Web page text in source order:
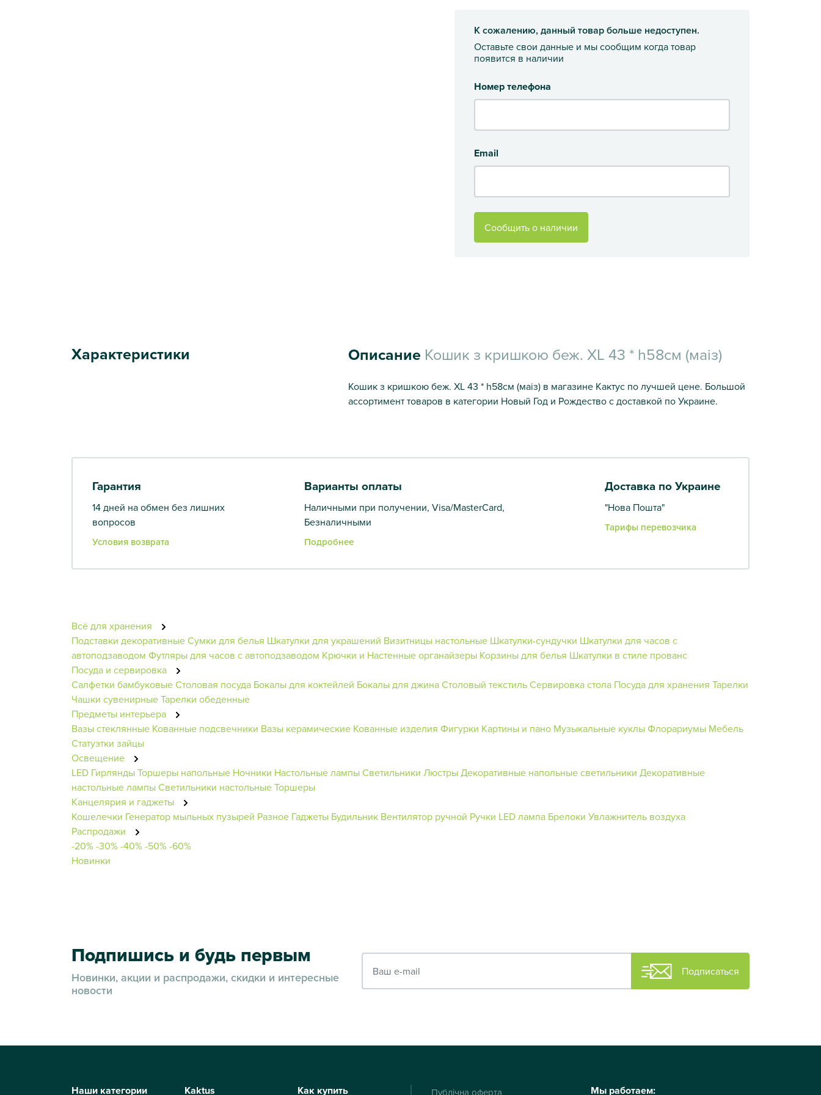
К сожалению, данный товар больше недоступен.
Оставьте свои данные и мы сообщим когда товар
появится в наличии
Номер телефона
Email
Сообщить о наличии
Характеристики Описание Кошик з кришкою беж. XL 43 * h58см (маіз)
Кошик з кришкою беж. XL 43 * h58см (маіз) в магазине Кактус по лучшей цене. Большой
ассортимент товаров в категории Новый Год и Рождество с доставкой по Украине.
Гарантия
14 дней на обмен без лишних
вопросов
Условия возврата
Варианты оплаты
Наличными при получении, Visa/MasterCard,
Безналичными
Подробнее
Доставка по Украине
"Нова Пошта"
Тарифы перевозчика
Всё для хранения
Подставки декоративныеСумки для белья Шкатулки для украшений Визитницы настольные Шкатулки-сундучки Шкатулки для часов с
автоподзаводом Футляры для часов с автоподзаводом Крючки и Настенные органайзеры Корзины для белья Шкатулки в стиле прованс
Посуда и сервировка
Салфетки бамбуковыеСтоловая посуда Бокалы для коктейлей Бокалы для джинаСтоловый текстильСервировка стола Посуда для хранения Тарелки
Чашки сувенирныеТарелки обеденные
Предметы интерьера
Вазы стеклянные Кованные подсвечники Вазы керамические Кованные изделия Фигурки Картины и пано Музыкальные куклыФлорариумы Мебель
Статуэтки зайцы
Освещение
LED ГирляндыТоршеры напольные Ночники Настольные лампыСветильники ЛюстрыДекоративные напольные светильники Декоративные
настольные лампыСветильники настольныеТоршеры
Канцелярия и гаджеты
Кошелечки Генератор мыльных пузырей Разное Гаджеты Будильник Вентилятор ручной Ручки LED лампа Брелоки Увлажнитель воздуха
Распродажи
-20%-30%-40%-50%-60%
Новинки
Подпишись и будь первым
Новинки, акции и распродажи, скидки и интересные
новости
Подписаться
Наши категории Kaktus Как купить Публічна оферта Мы работаем: